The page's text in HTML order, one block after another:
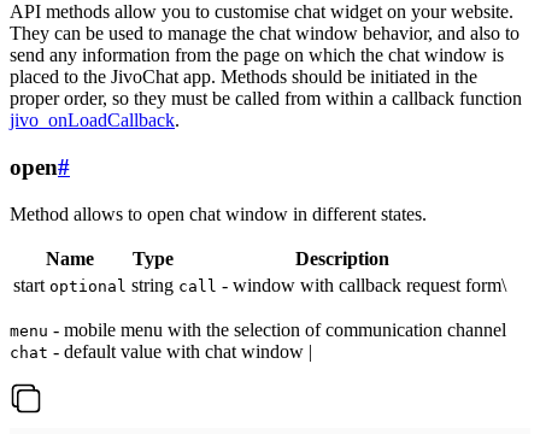
API methods allow you to customise chat widget on your website.
They can be used to manage the chat window behavior, and also to
send any information from the page on which the chat window is
placed to the JivoChat app. Methods should be initiated in the
proper order, so they must be called from within a callback function
jivo_onLoadCallback.
open#
Method allows to open chat window in different states.
Name Type
Description
start optional string call - window with callback request form\
menu - mobile menu with the selection of communication channel
chat - default value with chat window |